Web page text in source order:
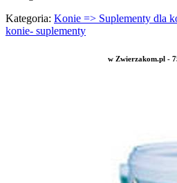
Kategoria: Konie => Suplementy dla
konie- suplementy
w Zwierzakom.pl -